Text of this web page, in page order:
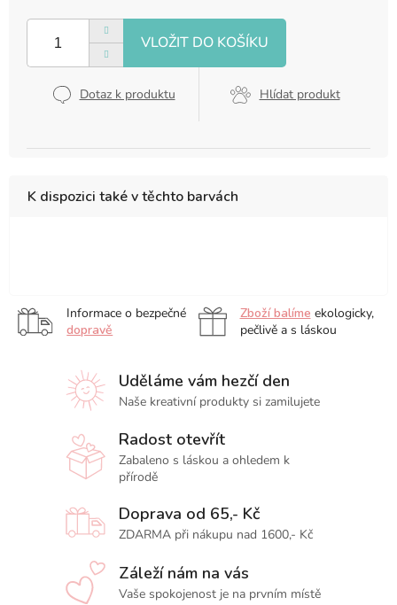
cena:
Dotaz k produktu Hlídat produkt
K dispozici také v těchto barvách
cm
cm
20
cm
31
cm
41
cm
Informace o bezpečné
dopravě
Zboží balíme ekologicky,
pečlivě a s láskou
Uděláme vám hezčí den
Naše kreativní produkty si zamilujete
Radost otevřít
Zabaleno s láskou a ohledem k
přírodě
Doprava od 65,- Kč
ZDARMA při nákupu nad 1600,- Kč
Záleží nám na vás
Vaše spokojenost je na prvním místě